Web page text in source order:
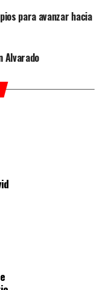
para avanzar hacia
Alvarado